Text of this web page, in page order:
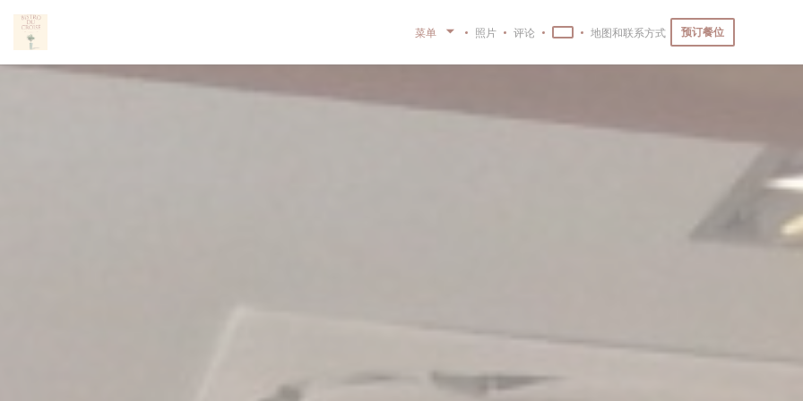
菜单 照片 评论 ((在新窗口中打开))
地图和联系方式 预订餐位